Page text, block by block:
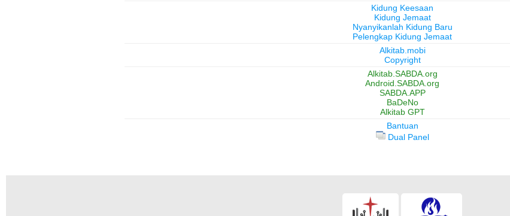
Kidung Keesaan
Kidung Jemaat
Nyanyikanlah Kidung Baru
Pelengkap Kidung Jemaat
Alkitab.mobi
Copyright
Alkitab.SABDA.org
Android.SABDA.org
SABDA.APP
BaDeNo
Alkitab GPT
Bantuan
Dual Panel